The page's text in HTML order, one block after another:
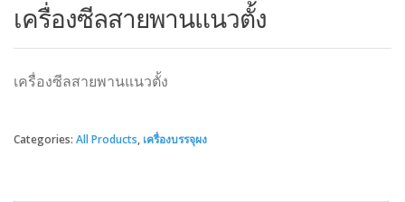
เครื่องซีลสายพานแนวตั้ง
เครื่องซีลสายพานแนวตั้ง
Categories: All Products, เครื่องบรรจุผง